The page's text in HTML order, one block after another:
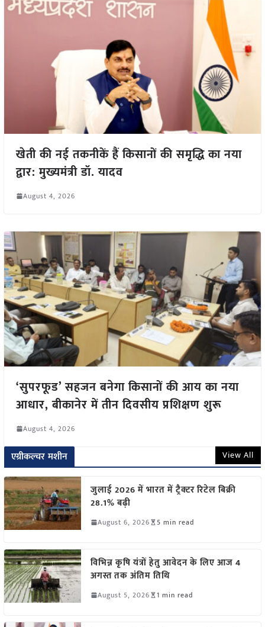
खेती की नई तकनीकें हैं किसानों की समृद्धि का नया
द्वार: मुख्यमंत्री डॉ. यादव
August 4, 2026
‘सुपरफूड’ सहजन बनेगा किसानों की आय का नया
आधार, बीकानेर में तीन दिवसीय प्रशिक्षण शुरू
August 4, 2026
एग्रीकल्चर मशीन View All
जुलाई 2026 में भारत में ट्रैक्टर रिटेल बिक्री
28.1% बढ़ी
August 6, 2026 5 min read
विभिन्न कृषि यंत्रों हेतु आवेदन के लिए आज 4
अगस्त तक अंतिम तिथि
August 5, 2026 1 min read